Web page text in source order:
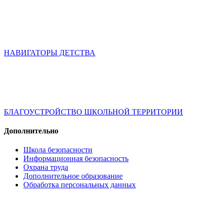
НАВИГАТОРЫ ДЕТСТВА
БЛАГОУСТРОЙСТВО ШКОЛЬНОЙ ТЕРРИТОРИИ
Дополнительно
Школа безопасности
Информационная безопасность
Охрана труда
Дополнительное образование
Обработка персональных данных